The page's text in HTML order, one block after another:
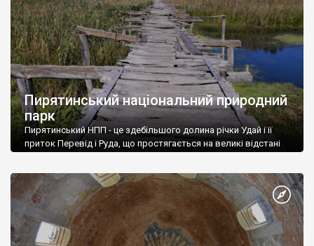
Пирятинський національний природний
парк
Пирятинський НПП - це здебільшого долина річки Удай і її
приток Перевід і Руда, що простягається на великі відстані